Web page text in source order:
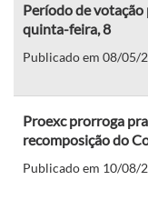
Período de votação
quinta-feira, 8
Publicado em 08/05/
Proexc prorroga
recomposição do
Publicado em 10/08/